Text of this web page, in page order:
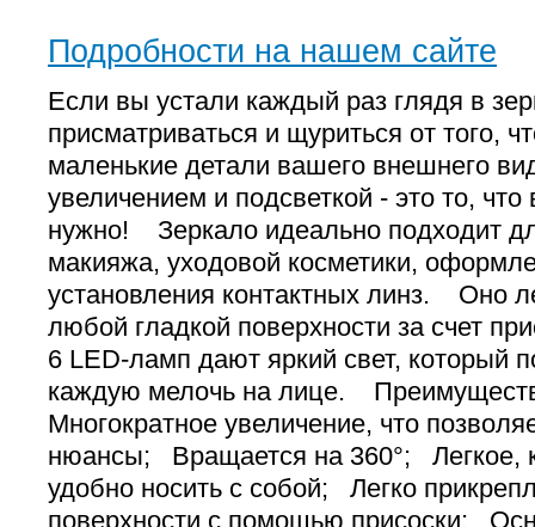
Подробности на нашем сайте
Если вы устали каждый раз глядя в
присматриваться и щуриться от того,
маленькие детали вашего внешнего
увеличением и подсветкой - это то,
нужно! Зеркало идеально подходит
макияжа, уходовой косметики,
установления контактных линз. Оно
любой гладкой поверхности за счет
6 LED-ламп дают яркий свет, который
каждую мелочь на лице.
Многократное увеличение, что
нюансы; Вращается на 360°; Легкое,
удобно носить с собой; Легко
поверхности с помощью присоски;